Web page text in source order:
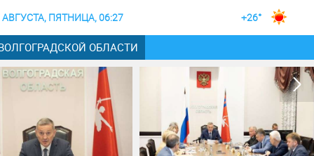
АВГУСТА, ПЯТНИЦА, 06:27 +26°
ОБЛАСТИ